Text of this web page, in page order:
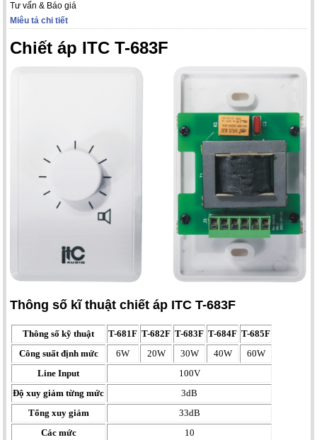
Tư vấn & Báo giá
Miêu tả chi tiết
Chiết áp ITC T-683F
Thông số kĩ thuật chiết áp ITC T-683F
Thông số kỹ thuật T-681F T-682F T-683F T-684F T-685F
Công suất định mức
6W 20W 30W 40W
60W
Line Input
100V
Độ xuy giảm từng mức
3dB
Tổng xuy giảm
33dB
Các mức
10